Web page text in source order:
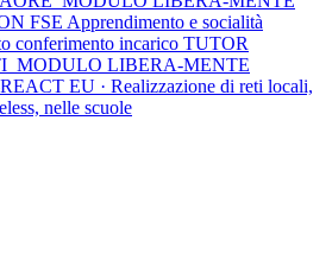
FSE Apprendimento e socialità
conferimento incarico TUTOR
LIBERA-MENTE
EU · Realizzazione di reti locali,
nelle scuole